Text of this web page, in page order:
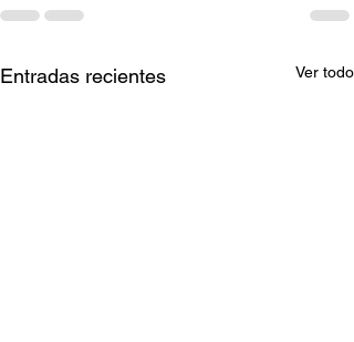
Entradas recientes Ver todo